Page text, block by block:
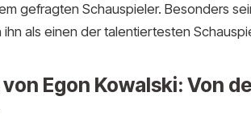
gefragten Schauspieler. Besonders
ihn als einen der talentiertesten
Egon Kowalski: Von